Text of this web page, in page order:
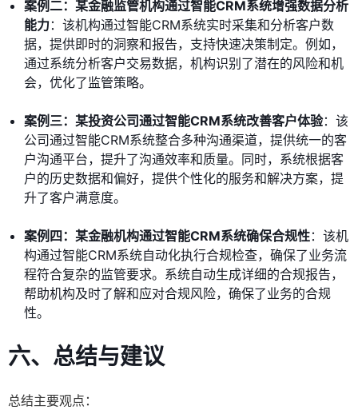
案例二：某金融监管机构通过智能CRM系统增强数据分析
能力：该机构通过智能CRM系统实时采集和分析客户数
据，提供即时的洞察和报告，支持快速决策制定。例如，
通过系统分析客户交易数据，机构识别了潜在的风险和机
会，优化了监管策略。
案例三：某投资公司通过智能CRM系统改善客户体验：该
公司通过智能CRM系统整合多种沟通渠道，提供统一的客
户沟通平台，提升了沟通效率和质量。同时，系统根据客
户的历史数据和偏好，提供个性化的服务和解决方案，提
升了客户满意度。
案例四：某金融机构通过智能CRM系统确保合规性：该机
构通过智能CRM系统自动化执行合规检查，确保了业务流
程符合复杂的监管要求。系统自动生成详细的合规报告，
帮助机构及时了解和应对合规风险，确保了业务的合规
性。
六、总结与建议
总结主要观点：